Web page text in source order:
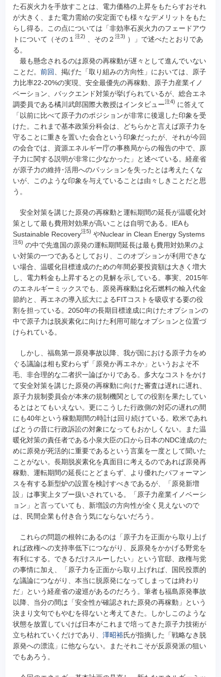
た石炭火力を手放すことは、電力価格の上昇をもたらすおそれ
が大きく、また電力需給の安定面でも様々なデメリットをもた
らし得る。この点については「非効率石炭火力のフェードアウ
トについて（その１ 注2) 、その２ 注3) ）」で述べたとおりであ
る。
最も懸念されるのは原発の再稼動が遅々として進んでいない
ことだ。 前回 、掲げた「取り組みの方向性」においては、原子
力比率22-20%の実現、安全最優先の再稼動、原子力産業イノ
ベーション、バックエンド対策が挙げられているが、総合エネ
調委員である橘川武郎国際大教授はインタビュー注4) に答えて
「以前に比べて原子力のポジションが非常に後退した印象を受
けた。これまで基本政策分科会は、どちらかと言えば原子力を
守ることに重きを置いた会合という印象だったが、それが今回
の会合では、資源エネルギー庁の事務局からの報告の中で、原
子力に関する説明が非常に少なかった」と述べている。経産省
が原子力の維持･活用へのパッションを失ったとは考えたくな
いが、このような印象を与えていることは由々しきことだと思
う。
安全対策を講じた原発の再稼動と運転期間の延長が温暖化対
策として最も費用対効果が高いことは自明である。IEAも
Sustainable Recovery注5) やNuclear in Clean Energy Systems
注6) の中で先進国の原発の運転期間延長は最も費用対効果のよ
い対策の一つであるとしており、このオプションが利用できな
い場合、温暖化目標達成のための年間必要投資額は大きく増大
し、電力料金も上昇するとの見解を示している。事実、2015年
のエネルギーミックスでも、原発再稼動は化石燃料の輸入代金
節約と、再エネの導入拡大によるFITコストを吸収する要の役
割を担っている。2050年の長期目標達成に向けたオプションの
中で原子力は脱炭素化に向けた利用可能なオプションと位置づ
けられている。
しかし、福島第一原発事故以降、我が国における原子力をめ
ぐる議論は相も変わらず「原発か再エネか」というおよそ不
毛、非合理的な二者択一論ばかりである。多大なコストをかけ
て安全対策を講じた原発の再稼動に向けた審査は遅れに遅れ、
原子力規制委員会が本来の規制機関としての役割を果たしてい
るとはとてもいえない。更にこうした行政側の対応の遅れの間
にも40年という稼動期間の時計は回り続けている。欧米であれ
ばとうの昔に行政訴訟の対象になってもおかしくない。また温
暖化対策の責任者である小泉大臣の口から日本のNDC達成のた
めに原発が死活的に重要であるという言葉を一度として聞いた
ことがない。長期脱炭素化を真面目に考えるのであれば原発再
稼動、運転期間の延長にとどまらず、より優れたパフォーマン
スを有する新型炉の設置を検討すべきであるが、「原発新増
設」は事実上タブー扱いされている。「原子力産業イノベーシ
ョン」と言っていても、新増設の方向性が全く見えないので
は、民間企業も付き合う気にならないだろう。
これらの問題の根幹にあるのは「原子力を正面から取り上げ
れば政権への支持率低下につながり、反原発をかかげる野党を
有利にする。できるだけスルーしたい」という官邸、政権与党
の事情に加え、「原子力を正面から取り上げれば、国民投票的
な議論につながり、本当に脱原発になってしまっては終わり
だ」という経産省の逡巡があるのだろう。筆者も福島原発事故
以降、当分の間は「安全性が確認された原発の再稼動」という
決まり文句でもやむを得ないと考えてきた。しかしこのような
状態を放置していけば日本がこれまで培ってきた原子力技術が
立ち枯れていくだけであり、 澤昭裕氏が指摘した「戦略なき脱
原発への漂流」に他ならない。またそれこそが反原発派の狙い
でもあろう。